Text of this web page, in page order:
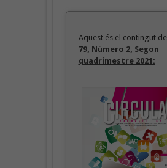
Aquest és el contingut del
79, Número 2, Segon
quadrimestre 2021: